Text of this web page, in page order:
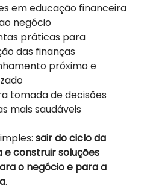
em educação financeira
negócio
práticas para
das finanças
próximo e
tomada de decisões
mais saudáveis
sair do ciclo da
e construir soluções
o negócio e para a
.